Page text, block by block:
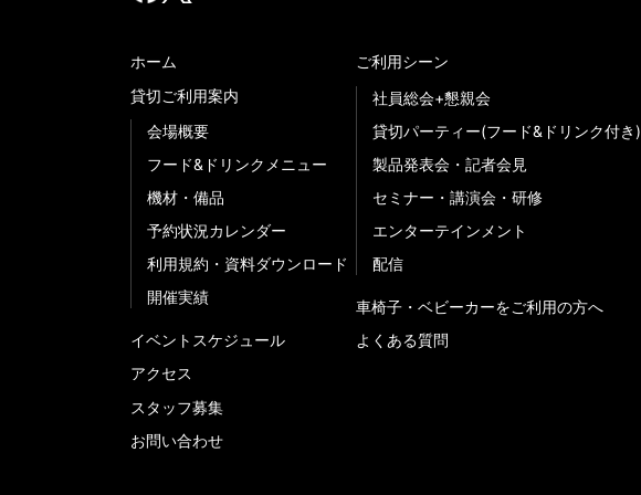
ホーム
貸切ご利用案内
会場概要
フード&ドリンクメニュー
機材・備品
予約状況カレンダー
利用規約・資料ダウンロード
開催実績
イベントスケジュール
アクセス
スタッフ募集
お問い合わせ
ご利用シーン
社員総会+懇親会
貸切パーティー(フード&ドリンク付き)
製品発表会・記者会見
セミナー・講演会・研修
エンターテインメント
配信
車椅子・ベビーカーをご利用の方へ
よくある質問